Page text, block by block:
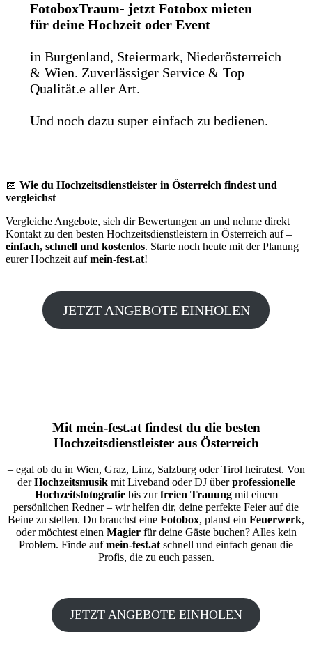
FotoboxTraum- jetzt Fotobox mieten
für deine Hochzeit oder Event
in Burgenland, Steiermark, Niederösterreich
& Wien. Zuverlässiger Service & Top
Qualität.e aller Art.
Und noch dazu super einfach zu bedienen.
📅 Wie du Hochzeitsdienstleister in Österreich findest und
vergleichst
Vergleiche Angebote, sieh dir Bewertungen an und nehme direkt
Kontakt zu den besten Hochzeitsdienstleistern in Österreich auf –
einfach, schnell und kostenlos. Starte noch heute mit der Planung
eurer Hochzeit aufmein-fest.at!
JETZT ANGEBOTE EINHOLEN
Mit mein-fest.atfindest du die besten
Hochzeitsdienstleister aus Österreich
– egal ob du in Wien, Graz, Linz, Salzburg oder Tirol heiratest. Von
derHochzeitsmusikmit Liveband oder DJ überprofessionelle
Hochzeitsfotografiebis zurfreien Trauungmit einem
persönlichen Redner – wir helfen dir, deine perfekte Feier auf die
Beine zu stellen. Du brauchst eine Fotobox, planst ein Feuerwerk,
oder möchtest einen Magierfür deine Gäste buchen? Alles kein
Problem. Finde aufmein-fest.atschnell und einfach genau die
Profis, die zu euch passen.
JETZT ANGEBOTE EINHOLEN